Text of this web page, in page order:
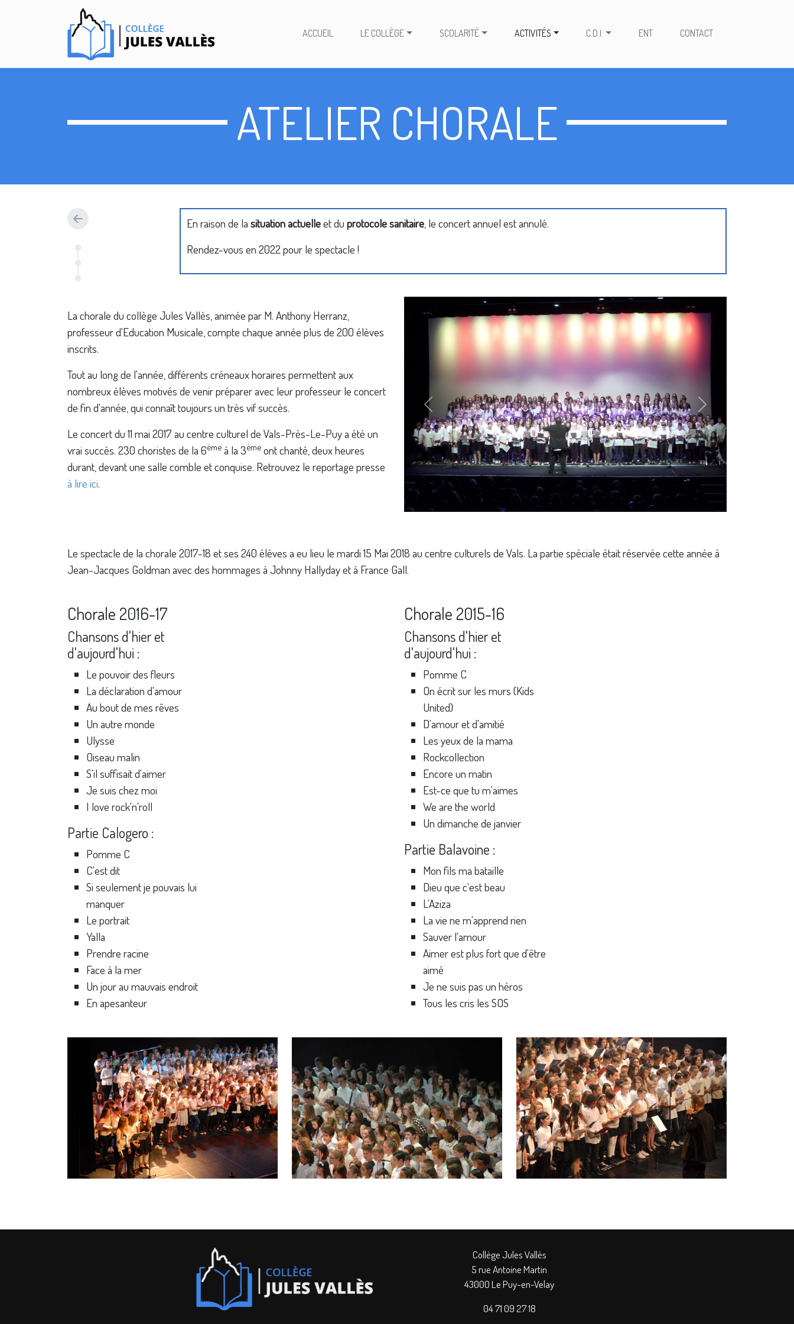
ACCUEIL LE COLLÈGE SCOLARITÉ ACTIVITÉS C.D.I. ENT CONTACT
ATELIER CHORALE
En raison de la situation actuelleet du protocole sanitaire, le concert annuel est annulé.
Rendez-vous en 2022 pour le spectacle !
La chorale du collège Jules Vallès, animée par M. Anthony Herranz,
professeur d'Education Musicale, compte chaque année plus de 200 élèves
inscrits.
Tout au long de l'année, différents créneaux horaires permettent aux
nombreux élèves motivés de venir préparer avec leur professeur le concert
de fin d'année, qui connaît toujours un très vif succès.
Le concert du 11 mai 2017 au centre culturel de Vals-Près-Le-Puy a été un
vrai succès. 230 choristes de la 6ème à la 3ème ont chanté, deux heures
durant, devant une salle comble et conquise. Retrouvez le reportage presse
à lire ici.
Précédent NexSuivantt
Le spectacle de la chorale 2017-18 et ses 240 élèves a eu lieu le mardi 15 Mai 2018 au centre culturels de Vals. La partie spéciale était réservée cette année à
Jean-Jacques Goldman avec des hommages à Johnny Hallyday et à France Gall.
Chorale 2016-17
Chansons d'hier et
d'aujourd'hui :
Le pouvoir des fleurs
La déclaration d'amour
Au bout de mes rêves
Un autre monde
Ulysse
Oiseau malin
S'il suffisait d'aimer
Je suis chez moi
I love rock'n'roll
Partie Calogero :
Pomme C
C'est dit
Si seulement je pouvais lui
manquer
Le portrait
Yalla
Prendre racine
Face à la mer
Un jour au mauvais endroit
En apesanteur
Chorale 2015-16
Chansons d'hier et
d'aujourd'hui :
Pomme C
On écrit sur les murs (Kids
United)
D'amour et d'amitié
Les yeux de la mama
Rockcollection
Encore un matin
Est-ce que tu m'aimes
We are the world
Un dimanche de janvier
Partie Balavoine :
Mon fils ma bataille
Dieu que c'est beau
L'Aziza
La vie ne m'apprend rien
Sauver l'amour
Aimer est plus fort que d'être
aimé
Je ne suis pas un héros
Tous les cris les SOS
Collège Jules Vallès
5 rue Antoine Martin
43000 Le Puy-en-Velay
04 71 09 27 18